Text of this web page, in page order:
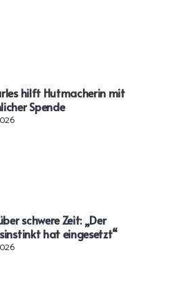
hilft Hutmacherin mit
Spende
schwere Zeit: „Der
hat eingesetzt“